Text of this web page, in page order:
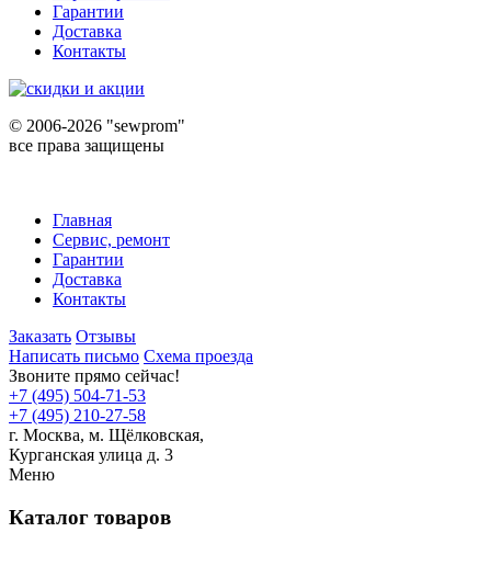
Гарантии
Доставка
Контакты
© 2006-2026 "sewprom"
все права защищены
Главная
Сервис, ремонт
Гарантии
Доставка
Контакты
Заказать Отзывы
Написать письмо Схема проезда
Звоните прямо сейчас!
+7 (495) 504-71-53
+7 (495) 210-27-58
г. Москва, м. Щёлковская,
Курганская улица д. 3
Меню
Каталог товаров